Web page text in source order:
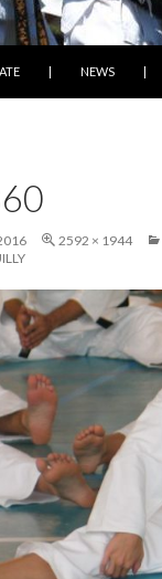
| NEWS |
2592 × 1944